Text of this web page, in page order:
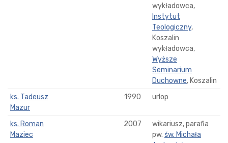
wykładowca,
Instytut
Teologiczny,
Koszalin
wykładowca,
Wyższe
Seminarium
Duchowne, Koszalin
ks. Tadeusz
Mazur
1990 urlop
ks. Roman
Maziec
2007
wikariusz, parafia
pw. św. Michała